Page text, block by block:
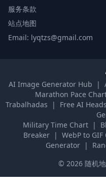
服务条款
站点地图
Email: lyqtzs@gmail.com
AI Image Generator Hub |
Marathon Pace
Trabalhadas
| Free AI
Military Time Chart
|
Breaker | WebP to
Generator |
© 2026 随机